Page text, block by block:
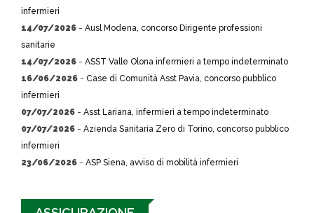
infermieri
14/07/2026 - Ausl Modena, concorso Dirigente professioni
sanitarie
14/07/2026 - ASST Valle Olona infermieri a tempo indeterminato
16/06/2026 - Case di Comunità Asst Pavia, concorso pubblico
infermieri
07/07/2026 - Asst Lariana, infermieri a tempo indeterminato
07/07/2026 - Azienda Sanitaria Zero di Torino, concorso pubblico
infermieri
23/06/2026 - ASP Siena, avviso di mobilità infermieri